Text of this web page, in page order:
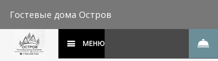
Гостевые дома Остров
МЕНЮ